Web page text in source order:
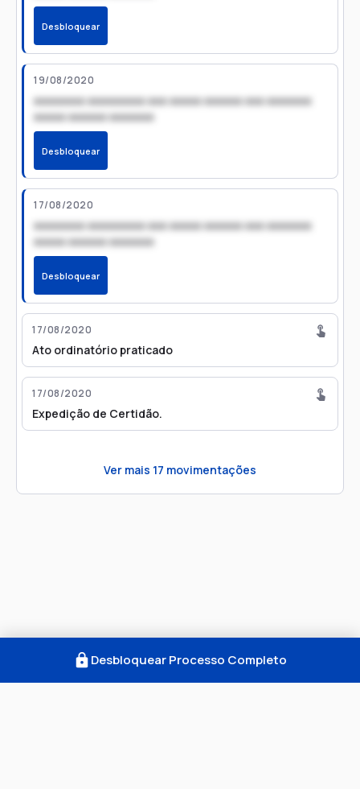
Desbloquear
19/08/2020
xxxxxxxx xxxxxxxxx xxx xxxxx xxxxxx xxx xxxxxxx
xxxxx xxxxxx xxxxxxx
Desbloquear
17/08/2020
xxxxxxxx xxxxxxxxx xxx xxxxx xxxxxx xxx xxxxxxx
xxxxx xxxxxx xxxxxxx
Desbloquear
17/08/2020
Ato ordinatório praticado
17/08/2020
Expedição de Certidão.
Ver mais 17 movimentações
Desbloquear Processo Completo